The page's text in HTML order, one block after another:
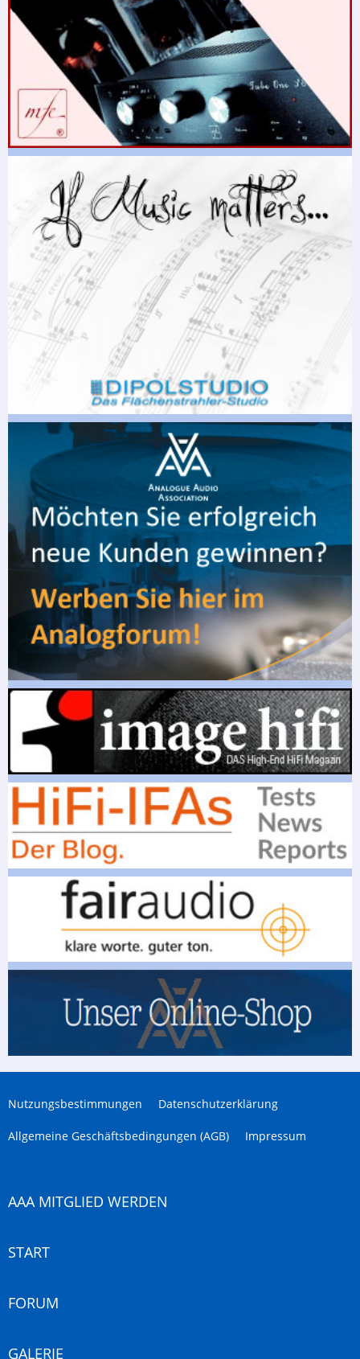
Nutzungsbestimmungen Datenschutzerklärung
Allgemeine Geschäftsbedingungen (AGB) Impressum
AAA MITGLIED WERDEN
START
FORUM
GALERIE